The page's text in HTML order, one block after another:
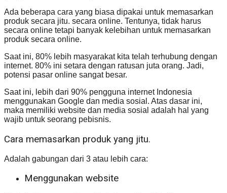
Ada beberapa cara yang biasa dipakai untuk memasarkan
produk secara jitu. secara online. Tentunya, tidak harus
secara online tetapi banyak kelebihan untuk memasarkan
produk secara online.
Saat ini, 80% lebih masyarakat kita telah terhubung dengan
internet. 80% ini setara dengan ratusan juta orang. Jadi,
potensi pasar online sangat besar.
Saat ini, lebih dari 90% pengguna internet Indonesia
menggunakan Google dan media sosial. Atas dasar ini,
maka memiliki website dan media sosial adalah hal yang
wajib untuk seorang pebisnis.
Cara memasarkan produk yang jitu.
Adalah gabungan dari 3 atau lebih cara:
Menggunakan website